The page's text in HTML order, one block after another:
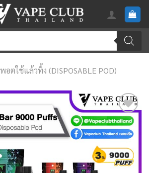
พอตใช้แล้วทิ้ง (DISPOSABLE POD)
Add
to
wishlist